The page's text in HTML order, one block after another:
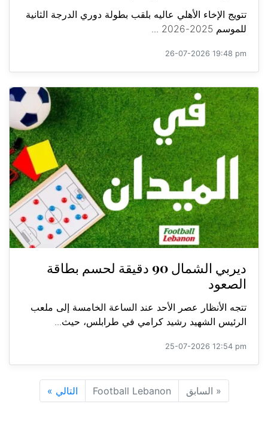
تتويج الإخاء الأهلي عاليه بلقب بطولة دوري الدرجة الثانية
للموسم 2025-2026 ...
26-07-2026 19:48 pm
ديربي الشمال 90 دقيقة لحسم بطاقة
الصعود
تتجه الأنظار عصر الأحد عند الساعة الخامسة إلى ملعب
الرئيس الشهيد رشيد كرامي في طرابلس، حيث...
25-07-2026 12:54 pm
« السابق Football Lebanon التالي »